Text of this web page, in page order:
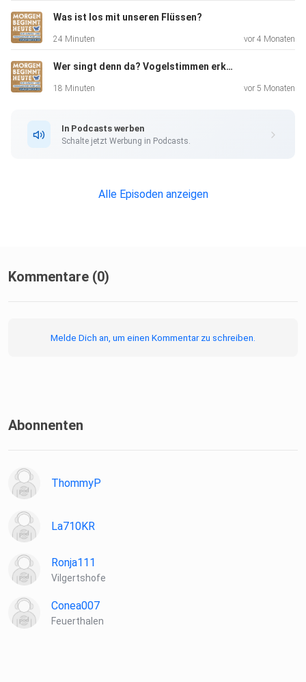
Was ist los mit unseren Flüssen?
24 Minuten vor 4 Monaten
Wer singt denn da? Vogelstimmen erkennen mit Hilfe von KI
18 Minuten vor 5 Monaten
In Podcasts werben
Schalte jetzt Werbung in Podcasts.
Alle Episoden anzeigen
Kommentare (0)
Melde Dich an, um einen Kommentar zu schreiben.
Abonnenten
ThommyP
La710KR
Ronja111
Vilgertshofe
Conea007
Feuerthalen